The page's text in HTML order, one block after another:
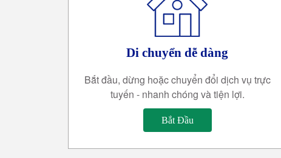
Di chuyển dễ dàng
Bắt đầu, dừng hoặc chuyển đổi dịch vụ trực
tuyến - nhanh chóng và tiện lợi.
Bắt Đầu